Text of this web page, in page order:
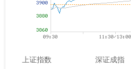
上证指数 深证成指